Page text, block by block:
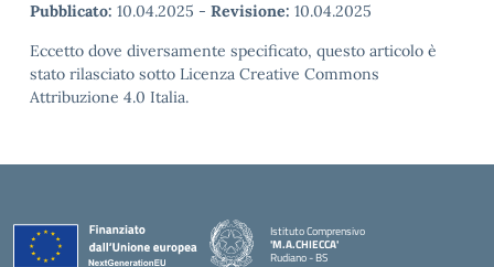
Pubblicato: 10.04.2025 - Revisione: 10.04.2025
Eccetto dove diversamente specificato, questo articolo è
stato rilasciato sotto Licenza Creative Commons
Attribuzione 4.0 Italia.
Istituto Comprensivo
'M.A.CHIECCA'
Rudiano - BS